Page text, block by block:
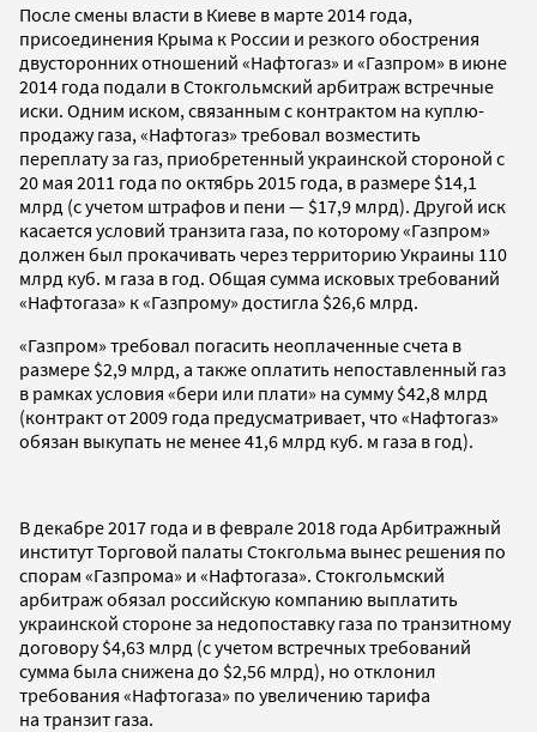
После смены власти в Киеве в марте 2014 года,
присоединения Крыма к России и резкого обострения
двусторонних отношений «Нафтогаз» и «Газпром» в июне
2014 года подали в Стокгольмский арбитраж встречные
иски. Одним иском, связанным с контрактом на куплю-
продажу газа, «Нафтогаз» требовал возместить
переплату за газ, приобретенный украинской стороной с
20 мая 2011 года по октябрь 2015 года, в размере $14,1
млрд (с учетом штрафов и пени — $17,9 млрд). Другой иск
касается условий транзита газа, по которому «Газпром»
должен был прокачивать через территорию Украины 110
млрд куб. м газа в год. Общая сумма исковых требований
«Нафтогаза» к «Газпрому» достигла $26,6 млрд.
«Газпром» требовал погасить неоплаченные счета в
размере $2,9 млрд, а также оплатить непоставленный газ
в рамках условия «бери или плати» на сумму $42,8 млрд
(контракт от 2009 года предусматривает, что «Нафтогаз»
обязан выкупать не менее 41,6 млрд куб. м газа в год).
В декабре 2017 года и в феврале 2018 года Арбитражный
институт Торговой палаты Стокгольма вынес решения по
спорам «Газпрома» и «Нафтогаза». Стокгольмский
арбитраж обязал российскую компанию выплатить
украинской стороне за недопоставку газа по транзитному
договору $4,63 млрд (с учетом встречных требований
сумма была снижена до $2,56 млрд), но отклонил
требования «Нафтогаза» по увеличению тарифа
на транзит газа.